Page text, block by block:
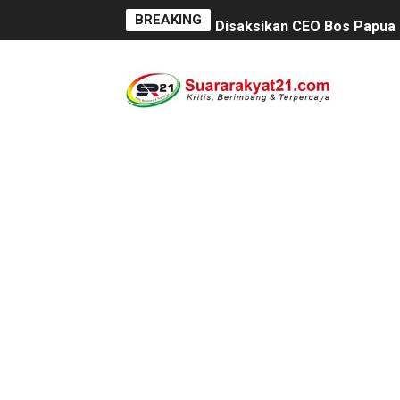
BREAKING Disaksikan CEO Bos
Dilaporkan Kuasa Hukum